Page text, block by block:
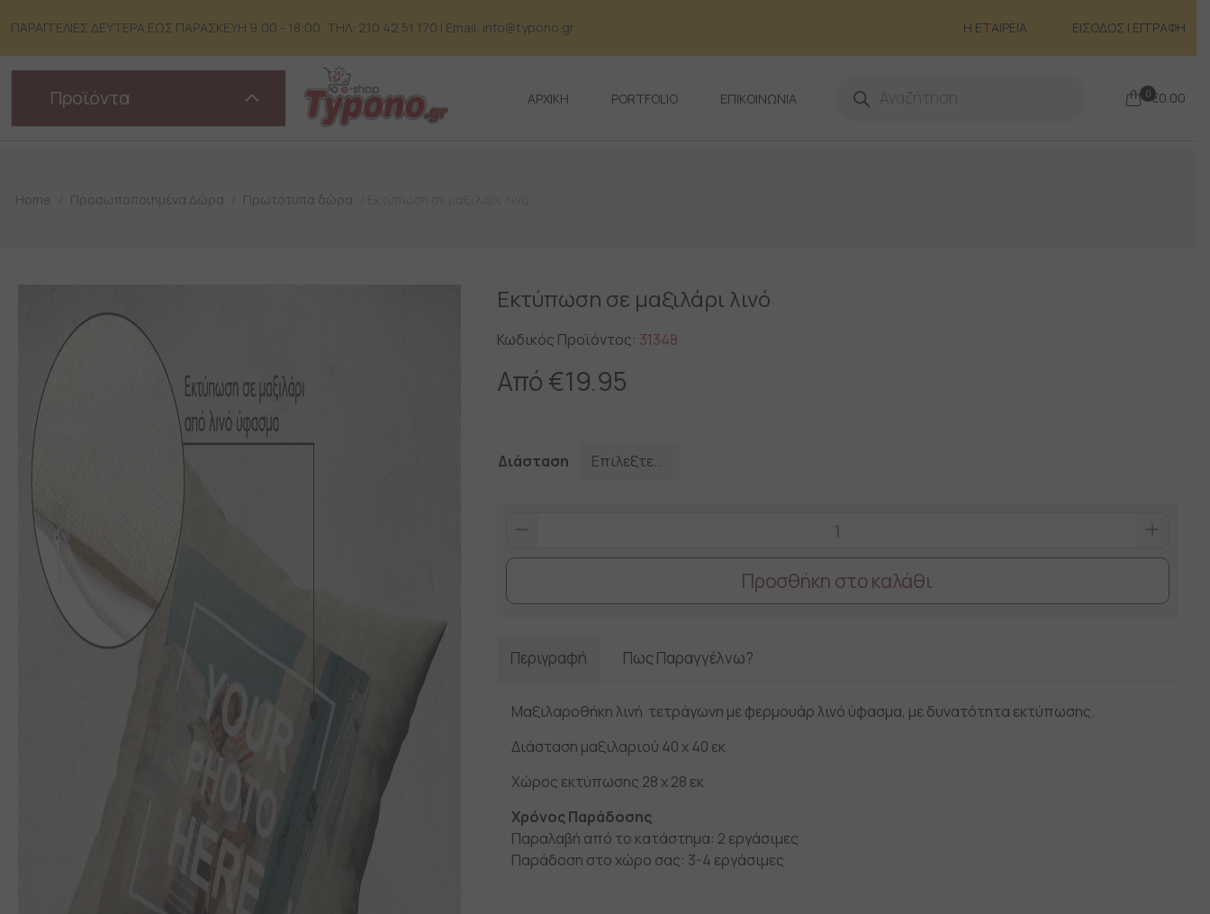
toΠΑΡΑΓΓΕΛΙΕΣ ΔΕΥΤΕΡΑ ΕΩΣ ΠΑΡΑΣΚΕΥΗ 9:00 - 18:00, ΤΗΛ: 210 42 51 170 | Email: info@typono.gr Η ΕΤΑΙΡΕΙΑ ΕΙΣΟΔΟΣ | ΕΓΓΡΑΦΗ
Προϊόντα ΑΡΧΙΚΗ PORTFOLIO ΕΠΙΚΟΙΝΩΝΙΑ search €0.00
0
Home Προσωποποιημένα Δώρα Πρωτότυπα δώρα
Εκτύπωση σε μαξιλάρι λινό
Κωδικός Προϊόντος: 31348
Από €19.95
Διάσταση
σε
quantity
Προσθήκη στο καλάθι
Περιγραφή Πως Παραγγέλνω?
Μαξιλαροθήκη λινή τετράγωνη με φερμουάρ λινό ύφασμα, με δυνατότητα εκτύπωσης.
Διάσταση μαξιλαριού 40 x 40 εκ
Χώρος εκτύπωσης 28 x 28 εκ
Χρόνος Παράδοσης
Παραλαβή από το κατάστημα: 2 εργάσιμες
Παράδοση στο χώρο σας: 3-4 εργάσιμες